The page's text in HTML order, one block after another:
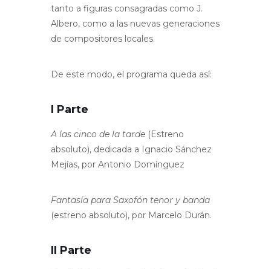
tanto a figuras consagradas como J.
Albero, como a las nuevas generaciones
de compositores locales.
De este modo, el programa queda así:
I Parte
A las cinco de la tarde (Estreno
absoluto), dedicada a Ignacio Sánchez
Mejías, por Antonio Domínguez
Fantasía para Saxofón tenor y banda
(estreno absoluto), por Marcelo Durán.
II Parte